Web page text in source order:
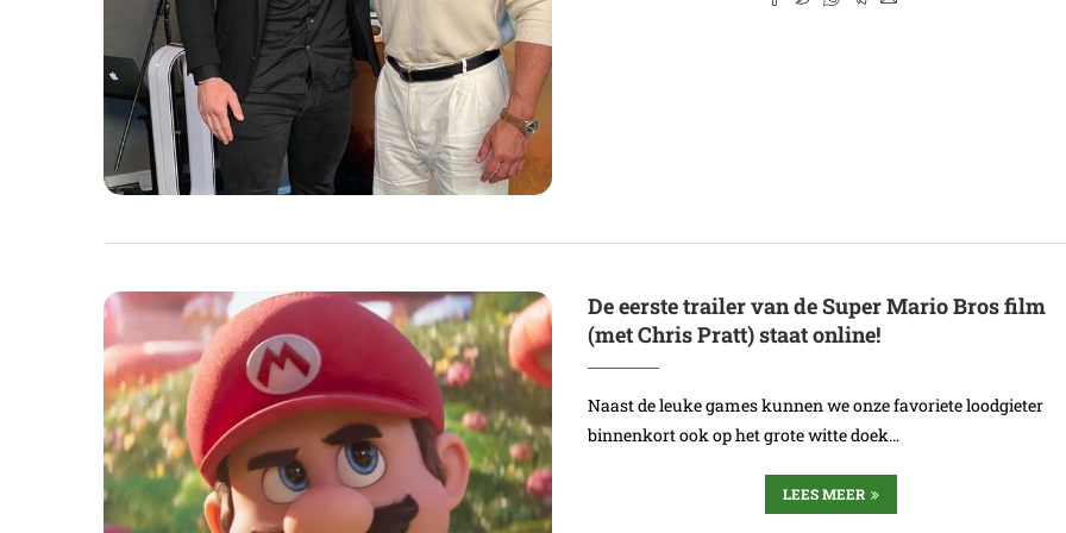
De eerste trailer van de Super Mario Bros film
(met Chris Pratt) staat online!
Naast de leuke games kunnen we onze favoriete loodgieter
binnenkort ook op het grote witte doek…
LEES MEER